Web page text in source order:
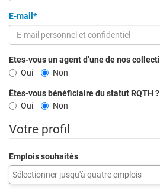
E-mail*
Oui
Non
Êtes-vous bénéficiaire du statut RQTH ?
Oui
Non
Votre profil
Emplois souhaités